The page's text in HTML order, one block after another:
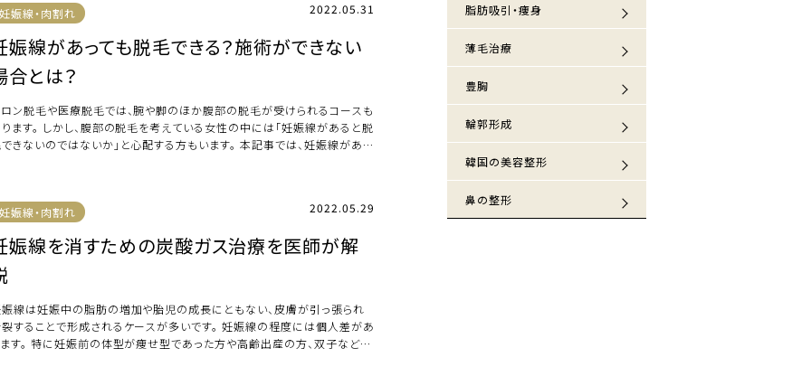
妊娠線・肉割れ 2022.05.31
娠線があっても脱毛できる？施術ができない
合とは？
ン脱毛や医療脱毛では、腕や脚のほか腹部の脱毛が受けられるコースも
ます。 しかし、腹部の脱毛を考えている女性の中には「妊娠線があると脱
きないのではないか」と心配する方もいます。 本記事では、妊娠線がある
妊娠線・肉割れ 2022.05.29
娠線を消すための炭酸ガス治療を医師が解
線は妊娠中の脂肪の増加や胎児の成長にともない、皮膚が引っ張られ
することで形成されるケースが多いです。 妊娠線の程度には個人差があ
す。 特に妊娠前の体型が痩せ型であった方や高齢出産の方、双子など多
脂肪吸引・痩身
薄毛治療
豊胸
輪郭形成
韓国の美容整形
鼻の整形